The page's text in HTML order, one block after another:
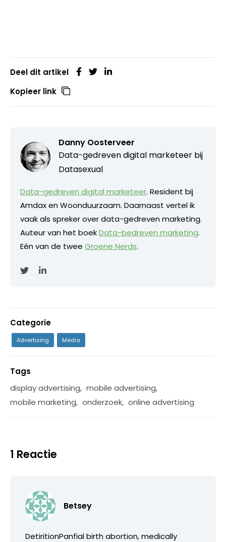
Deel dit artikel
Kopieer link
Danny Oosterveer
Data-gedreven digital marketeer bij
Datasexual
Data-gedreven digital marketeer. Resident bij
Amdax en Woonduurzaam. Daarnaast vertel ik
vaak als spreker over data-gedreven marketing.
Auteur van het boekData-bedreven marketing.
Eén van de twee Groene Nerds.
Categorie
Advertising Media
Tags
display advertising, mobile advertising,
mobile marketing, onderzoek, online advertising
1 Reactie
Betsey
DetiritionPanfial birth abortion, medically